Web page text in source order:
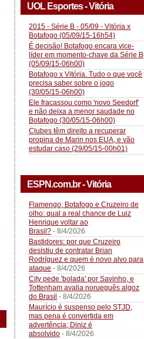
UOL Esportes - Vitória
2015 - Série B - 05/09 - Vitória x
Botafogo (05/09/15-16h54)
É decisão! Botafogo encara vice-
líder em momento-chave da Série B
(05/09/15-06h00)
Botafogo x Vitória. Tudo o que você
precisa saber sobre o jogo
(30/05/15-06h00)
Ele fracassou como 'novo Seedorf'
e não deixa a menor saudade no
Botafogo (30/05/15-06h00)
Clubes têm direito a recuperar
propina de Marin nos EUA, e vão
estudar caso (29/05/15-00h01)
ESPN.com.br - Vitória
Flamengo, Botafogo e Cruzeiro de
olho: qual a real chance de Luiz
Henrique voltar ao
Brasil? - 8/4/2026
Bastidores: por que Cruzeiro
desistiu de contratar Brian
Rodríguez e quem é novo alvo para
ataque - 8/4/2026
City pede 'bolada' por Savinho, e
Tottenham avalia norueguês algoz
do Brasil - 8/4/2026
Maurício é suspenso pelo STJD,
mas pena é convertida em
advertência; Diniz é
absolvido - 8/4/2026